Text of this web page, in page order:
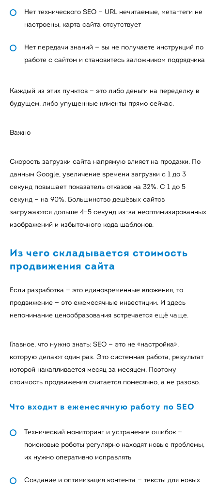
Нет технического SEO — URL нечитаемые, мета-теги не
настроены, карта сайта отсутствует
Нет передачи знаний — вы не получаете инструкций по
работе с сайтом и становитесь заложником подрядчика
Каждый из этих пунктов — это либо деньги на переделку в
будущем, либо упущенные клиенты прямо сейчас.
Важно
Скорость загрузки сайта напрямую влияет на продажи. По
данным Google, увеличение времени загрузки с 1 до 3
секунд повышает показатель отказов на 32%. С 1 до 5
секунд — на 90%. Большинство дешёвых сайтов
загружаются дольше 4–5 секунд из-за неоптимизированных
изображений и избыточного кода шаблонов.
Из чего складывается стоимость
продвижения сайта
Если разработка — это единовременные вложения, то
продвижение — это ежемесячные инвестиции. И здесь
непонимание ценообразования встречается ещё чаще.
Главное, что нужно знать: SEO — это не «настройка»,
которую делают один раз. Это системная работа, результат
которой накапливается месяц за месяцем. Поэтому
стоимость продвижения считается помесячно, а не разово.
Что входит в ежемесячную работу по SEO
Технический мониторинг и устранение ошибок —
поисковые роботы регулярно находят новые проблемы,
их нужно оперативно исправлять
Создание и оптимизация контента — тексты для новых